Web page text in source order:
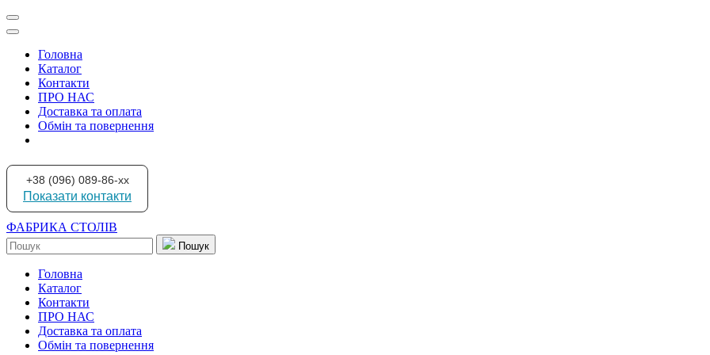
Головна
Каталог
Контакти
ПРО НАС
Доставка та оплата
Обмін та повернення
+38 (096) 089-86-xx
Показати контакти
ФАБРИКА СТОЛІВ
Пошук
Головна
Каталог
Контакти
ПРО НАС
Доставка та оплата
Обмін та повернення